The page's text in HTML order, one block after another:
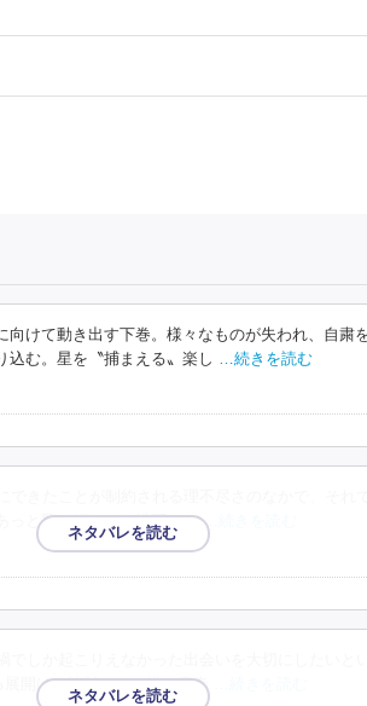
動き出す下巻。様々なものが失われ、自粛を
込む。星を〝捕まえる〟楽し
…続きを読む
っと驚く鮮やかな描写はな …続きを読む
開は、辻村さんの描く青春